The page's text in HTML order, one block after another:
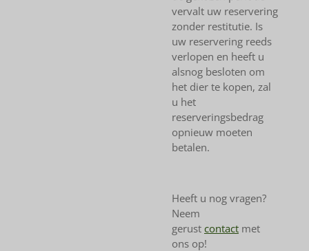
vervalt uw reservering
zonder restitutie. Is
uw reservering reeds
verlopen en heeft u
alsnog besloten om
het dier te kopen, zal
u het
reserveringsbedrag
opnieuw moeten
betalen.
Heeft u nog vragen?
Neem
gerust contact met
ons op!